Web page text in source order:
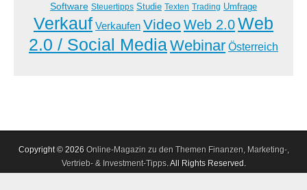
Software Steuertipps Studie Texten Trading Umfrage
Verkauf Verkaufen Video Web 2.0Web
2.0 / Social MediaWebinar Österreich
Copyright © 2026 Online-Magazin zu den Themen Finanzen, Marketing-,
Vertrieb- & Investment-Tipps. All Rights Reserved.